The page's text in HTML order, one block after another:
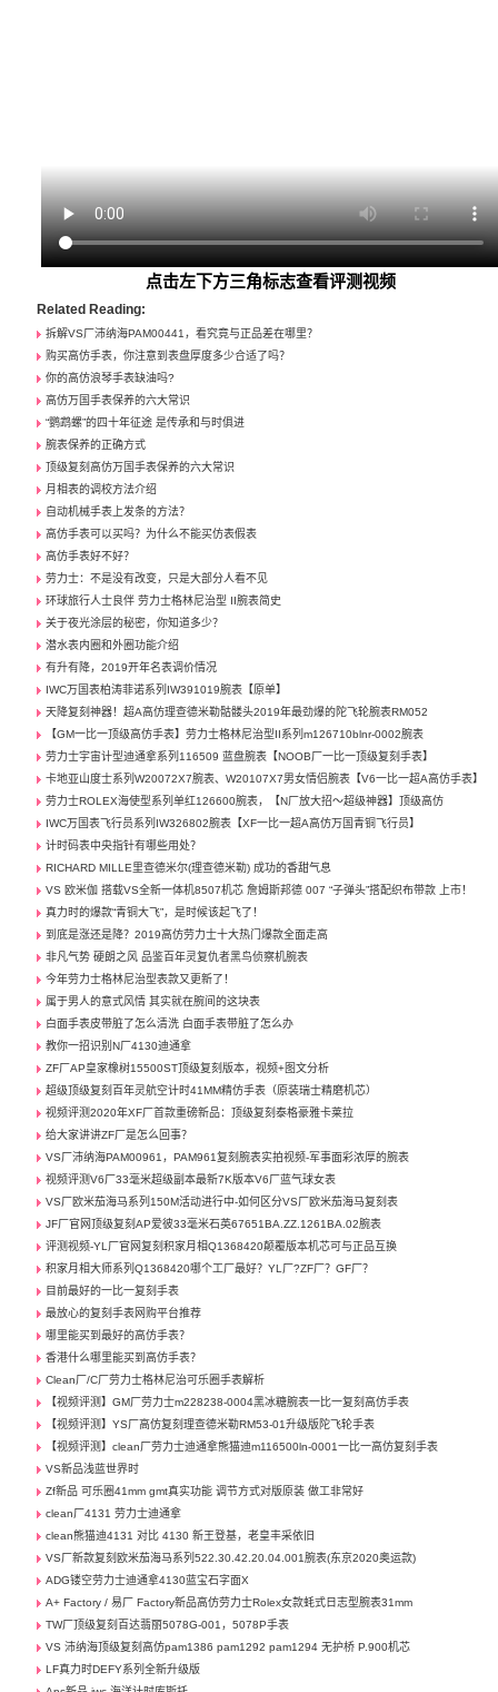
点击左下方三角标志查看评测视频
Related Reading:
拆解VS厂沛纳海PAM00441，看究竟与正品差在哪里？
购买高仿手表，你注意到表盘厚度多少合适了吗？
你的高仿浪琴手表缺油吗?
高仿万国手表保养的六大常识
“鹦鹉螺”的四十年征途 是传承和与时俱进
腕表保养的正确方式
顶级复刻高仿万国手表保养的六大常识
月相表的调校方法介绍
自动机械手表上发条的方法？
高仿手表可以买吗？为什么不能买仿表假表
高仿手表好不好？
劳力士：不是没有改变，只是大部分人看不见
环球旅行人士良伴 劳力士格林尼治型 II腕表简史
关于夜光涂层的秘密，你知道多少？
潜水表内圈和外圈功能介绍
有升有降，2019开年名表调价情况
IWC万国表柏涛菲诺系列IW391019腕表【原单】
天降复刻神器！超A高仿理查德米勒骷髅头2019年最劲爆的陀飞轮腕表RM052
【GM一比一顶级高仿手表】劳力士格林尼治型II系列m126710blnr-0002腕表
劳力士宇宙计型迪通拿系列116509 蓝盘腕表【NOOB厂一比一顶级复刻手表】
卡地亚山度士系列W20072X7腕表、W20107X7男女情侣腕表【V6一比一超A高仿手表】
劳力士ROLEX海使型系列单红126600腕表，【N厂放大招～超级神器】顶级高仿
IWC万国表飞行员系列IW326802腕表【XF一比一超A高仿万国青铜飞行员】
计时码表中央指针有哪些用处？
RICHARD MILLE里查德米尔(理查德米勒) 成功的香甜气息
VS 欧米伽 搭载VS全新一体机8507机芯 詹姆斯邦德 007 “子弹头”搭配织布带款 上市！
真力时的爆款“青铜大飞”，是时候该起飞了！
到底是涨还是降？2019高仿劳力士十大热门爆款全面走高
非凡气势 硬朗之风 品鉴百年灵复仇者黑鸟侦察机腕表
今年劳力士格林尼治型表款又更新了！
属于男人的意式风情 其实就在腕间的这块表
白面手表皮带脏了怎么清洗 白面手表带脏了怎么办
教你一招识别N厂4130迪通拿
ZF厂AP皇家橡树15500ST顶级复刻版本，视频+图文分析
超级顶级复刻百年灵航空计时41MM精仿手表（原装瑞士精磨机芯）
视频评测2020年XF厂首款重磅新品：顶级复刻泰格豪雅卡莱拉
给大家讲讲ZF厂是怎么回事？
VS厂沛纳海PAM00961，PAM961复刻腕表实拍视频-军事面彩浓厚的腕表
视频评测V6厂33毫米超级副本最新7K版本V6厂蓝气球女表
VS厂欧米茄海马系列150M活动进行中-如何区分VS厂欧米茄海马复刻表
JF厂官网顶级复刻AP爱彼33毫米石英67651BA.ZZ.1261BA.02腕表
评测视频-YL厂官网复刻积家月相Q1368420颠覆版本机芯可与正品互换
积家月相大师系列Q1368420哪个工厂最好？YL厂?ZF厂？GF厂？
目前最好的一比一复刻手表
最放心的复刻手表网购平台推荐
哪里能买到最好的高仿手表？
香港什么哪里能买到高仿手表？
Clean厂/C厂劳力士格林尼治可乐圈手表解析
【视频评测】GM厂劳力士m228238-0004黑冰糖腕表一比一复刻高仿手表
【视频评测】YS厂高仿复刻理查德米勒RM53-01升级版陀飞轮手表
【视频评测】clean厂劳力士迪通拿熊猫迪m116500ln-0001一比一高仿复刻手表
VS新品浅蓝世界时
Zf新品 可乐圈41mm gmt真实功能 调节方式对版原装 做工非常好
clean厂4131 劳力士迪通拿
clean熊猫迪4131 对比 4130 新王登基，老皇丰采依旧
VS厂新款复刻欧米茄海马系列522.30.42.20.04.001腕表(东京2020奥运款)
ADG镂空劳力士迪通拿4130蓝宝石字面X
A+ Factory / 易厂 Factory新品高仿劳力士Rolex女款蚝式日志型腕表31mm
TW厂顶级复刻百达翡丽5078G-001，5078P手表
VS 沛纳海顶级复刻高仿pam1386 pam1292 pam1294 无护桥 P.900机芯
LF真力时DEFY系列全新升级版